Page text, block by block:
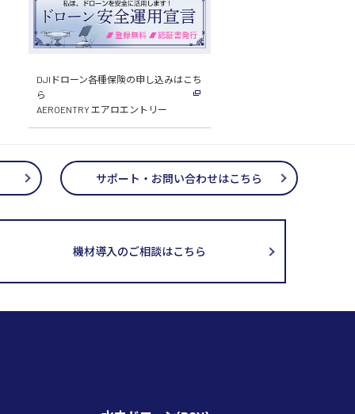
DJIドローン各種保険の申し込みはこち
ら
AEROENTRY エアロエントリー
サポート・お問い合わせはこちら
機材導入のご相談はこちら